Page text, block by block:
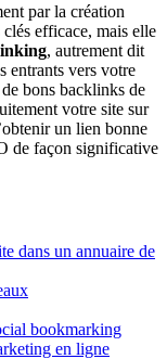
par la création
efficace, mais elle
, autrement dit
entrants vers votre
bons backlinks de
votre site sur
un lien bonne
de façon significative
dans un annuaire de
bookmarking
en ligne